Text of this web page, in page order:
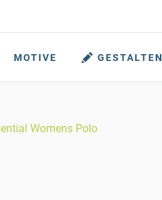
MOTIVE GESTALTEN
Womens Polo